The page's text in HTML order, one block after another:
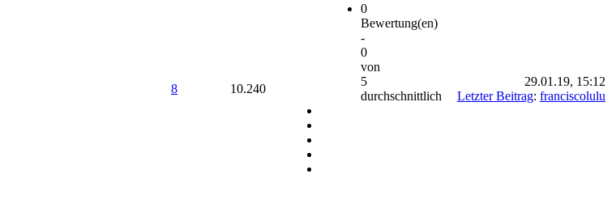
8 10.240
0
Bewertung(en)
-
0
von
5
durchschnittlich
29.01.19, 15:12
Letzter Beitrag: franciscolulu